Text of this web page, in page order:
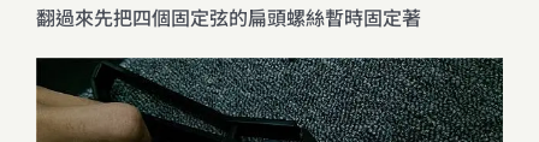
翻過來先把四個固定弦的扁頭螺絲暫時固定著